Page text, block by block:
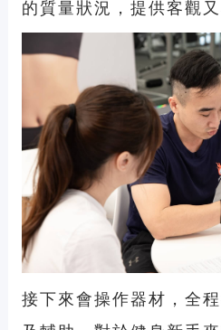
的質量狀況，提供客觀又
接下來會操作器材，全